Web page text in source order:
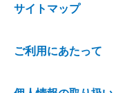
サイトマップ
ご利用にあたって